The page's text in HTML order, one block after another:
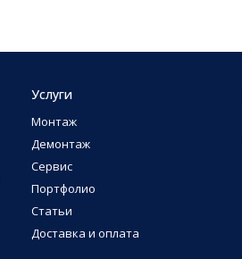
Услуги
Монтаж
Демонтаж
Сервис
Портфолио
Статьи
Доставка и оплата